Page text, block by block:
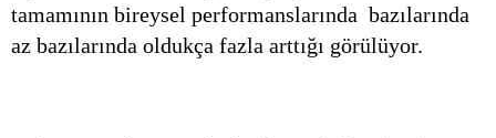
tamamının bireysel performanslarında bazılarında
az bazılarında oldukça fazla arttığı görülüyor.